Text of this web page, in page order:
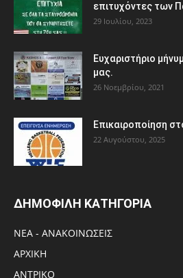
επιτυχόντες των
29 Ιουλίου, 2023
Ευχαριστήριο
μας.
26 Νοεμβρίου, 2021
Eπικαιροποίηση
22 Αυγούστου, 2025
ΔΗΜΟΦΙΛΗ ΚΑΤΗΓΟΡΙΑ
ΝΕΑ - ΑΝΑΚΟΙΝΩΣΕΙΣ
ΑΡΧΙΚΗ
ΑΝTΡΙΚΟ